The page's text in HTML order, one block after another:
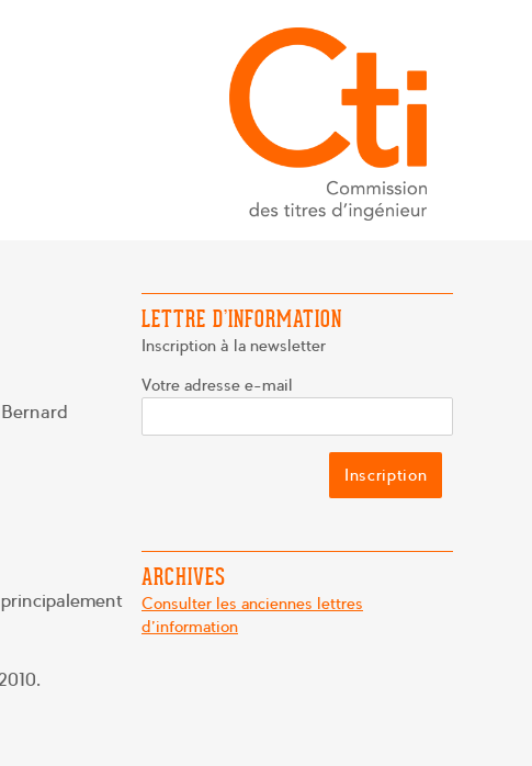
LETTRE D’INFORMATION
Inscription à la newsletter
Votre adresse e-mail
ARCHIVES
Consulter les anciennes lettres
d'information